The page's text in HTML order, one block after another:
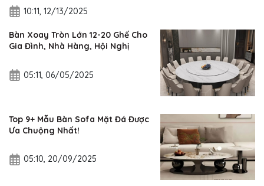
10:11, 12/13/2025
Bàn Xoay Tròn Lớn 12-20 Ghế Cho
Gia Đình, Nhà Hàng, Hội Nghị
05:11, 06/05/2025
Top 9+ Mẫu Bàn Sofa Mặt Đá Được
Ưa Chuộng Nhất!
05:10, 20/09/2025